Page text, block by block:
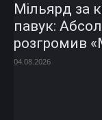
Мільярд за
павук:
розгромив
04.08.2026